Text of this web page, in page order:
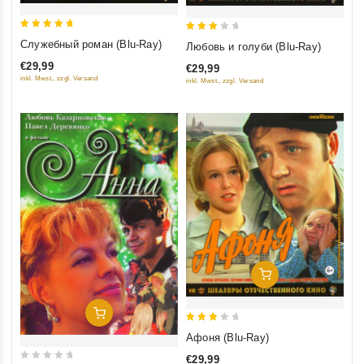
out of 5
Служебный роман (Blu-Ray)
€29,99
inkl. Mwst., zzgl. Versand
of 5
Любовь и голуби (Blu-Ray)
€29,99
inkl. Mwst., zzgl. Versand
Добавить В Корзину
Добавить В Корзину
out
Афоня (Blu-Ray)
€29,99